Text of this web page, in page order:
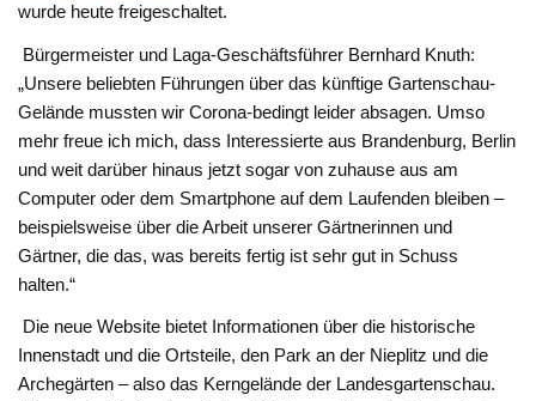
wurde heute freigeschaltet.
Bürgermeister und Laga-Geschäftsführer Bernhard Knuth:
„Unsere beliebten Führungen über das künftige Gartenschau-
Gelände mussten wir Corona-bedingt leider absagen. Umso
mehr freue ich mich, dass Interessierte aus Brandenburg, Berlin
und weit darüber hinaus jetzt sogar von zuhause aus am
Computer oder dem Smartphone auf dem Laufenden bleiben –
beispielsweise über die Arbeit unserer Gärtnerinnen und
Gärtner, die das, was bereits fertig ist sehr gut in Schuss
halten.“
Die neue Website bietet Informationen über die historische
Innenstadt und die Ortsteile, den Park an der Nieplitz und die
Archegärten – also das Kerngelände der Landesgartenschau.